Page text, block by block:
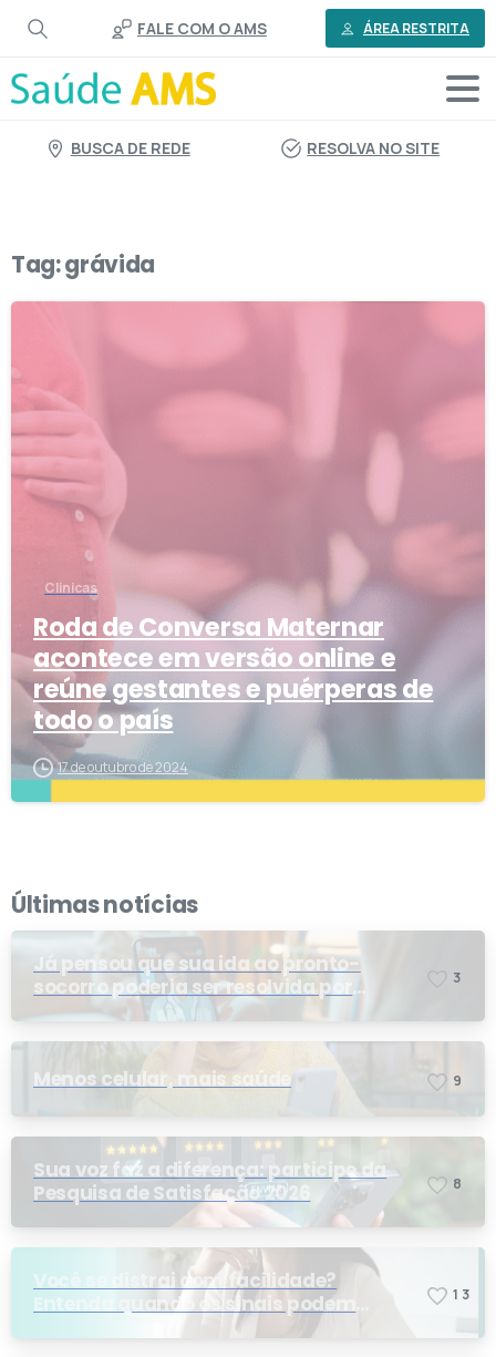
conteúdo
FALE COM O AMS ÁREA RESTRITA
BUSCA DE REDE RESOLVA NO SITE
Tag:grávida
Clinicas
Roda de Conversa Maternar
acontece em versão online e
reúne gestantes e puérperas de
todo o país
17 de outubro de 2024
Últimas notícias
Já pensou que sua ida ao pronto-
socorro poderia ser resolvida por
telemedicina?
3
Menos celular, mais saúde 9
Sua voz faz a diferença: participe da
Pesquisa de Satisfação 2026
8
Você se distrai com facilidade?
Entenda quando os sinais podem
1 3